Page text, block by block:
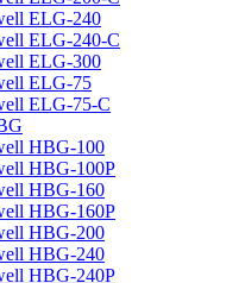
ELG-240
ELG-240-C
ELG-300
ELG-75
ELG-75-C
HBG-100
HBG-100P
HBG-160
HBG-160P
HBG-200
HBG-240
HBG-240P